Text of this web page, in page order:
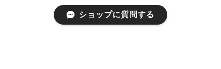
ショップに質問する